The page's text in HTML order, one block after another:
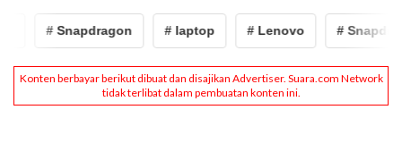
# Snapdragon # laptop # Lenovo #